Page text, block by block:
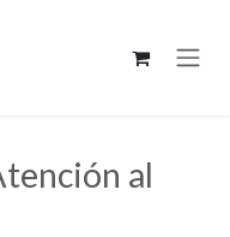
al